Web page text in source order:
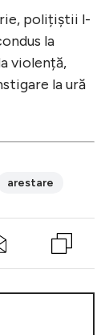
polițiștii l-
la
violență,
la ură
arestare